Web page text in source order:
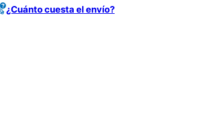
¿Cuánto cuesta el envío?